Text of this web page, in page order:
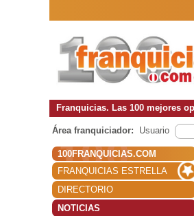
Franquicias. Las 100 mejores
Área franquiciador: Usuario
100FRANQUICIAS.COM
FRANQUICIAS ESTRELLA
DIRECTORIO
NOTICIAS